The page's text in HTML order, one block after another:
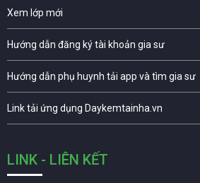
Xem lớp mới
Hướng dẫn đăng ký tài khoản gia sư
Hướng dẫn phụ huynh tải app và tìm gia sư
Link tải ứng dụng Daykemtainha.vn
LINK - LIÊN KẾT